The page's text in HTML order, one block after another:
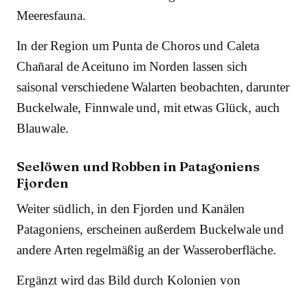
Meeresfauna.
In der Region um Punta de Choros und Caleta
Chañaral de Aceituno im Norden lassen sich
saisonal verschiedene Walarten beobachten, darunter
Buckelwale, Finnwale und, mit etwas Glück, auch
Blauwale.
Seelöwen und Robben in Patagoniens
Fjorden
Weiter südlich, in den Fjorden und Kanälen
Patagoniens, erscheinen außerdem Buckelwale und
andere Arten regelmäßig an der Wasseroberfläche.
Ergänzt wird das Bild durch Kolonien von